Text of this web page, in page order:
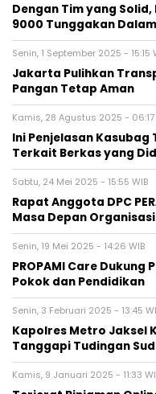
Dengan Tim yang
9000 Tunggakan
Senin, 1 September 2025 - 15:15
Jakarta Pulihkan
Pangan Tetap Aman
Kamis, 28 Agustus 2025 - 06:17
Ini Penjelasan
Terkait Berkas yang
Sabtu, 24 Mei 2025 - 15:55 WIB
Rapat Anggota DPC
Masa Depan
Senin, 19 Mei 2025 - 14:26 WIB
PROPAMI Care
Pokok dan Pendidikan
Senin, 3 Februari 2025 - 13:45
Kapolres Metro Jaksel
Tanggapi Tudingan
Kamis, 9 Januari 2025 - 11:33